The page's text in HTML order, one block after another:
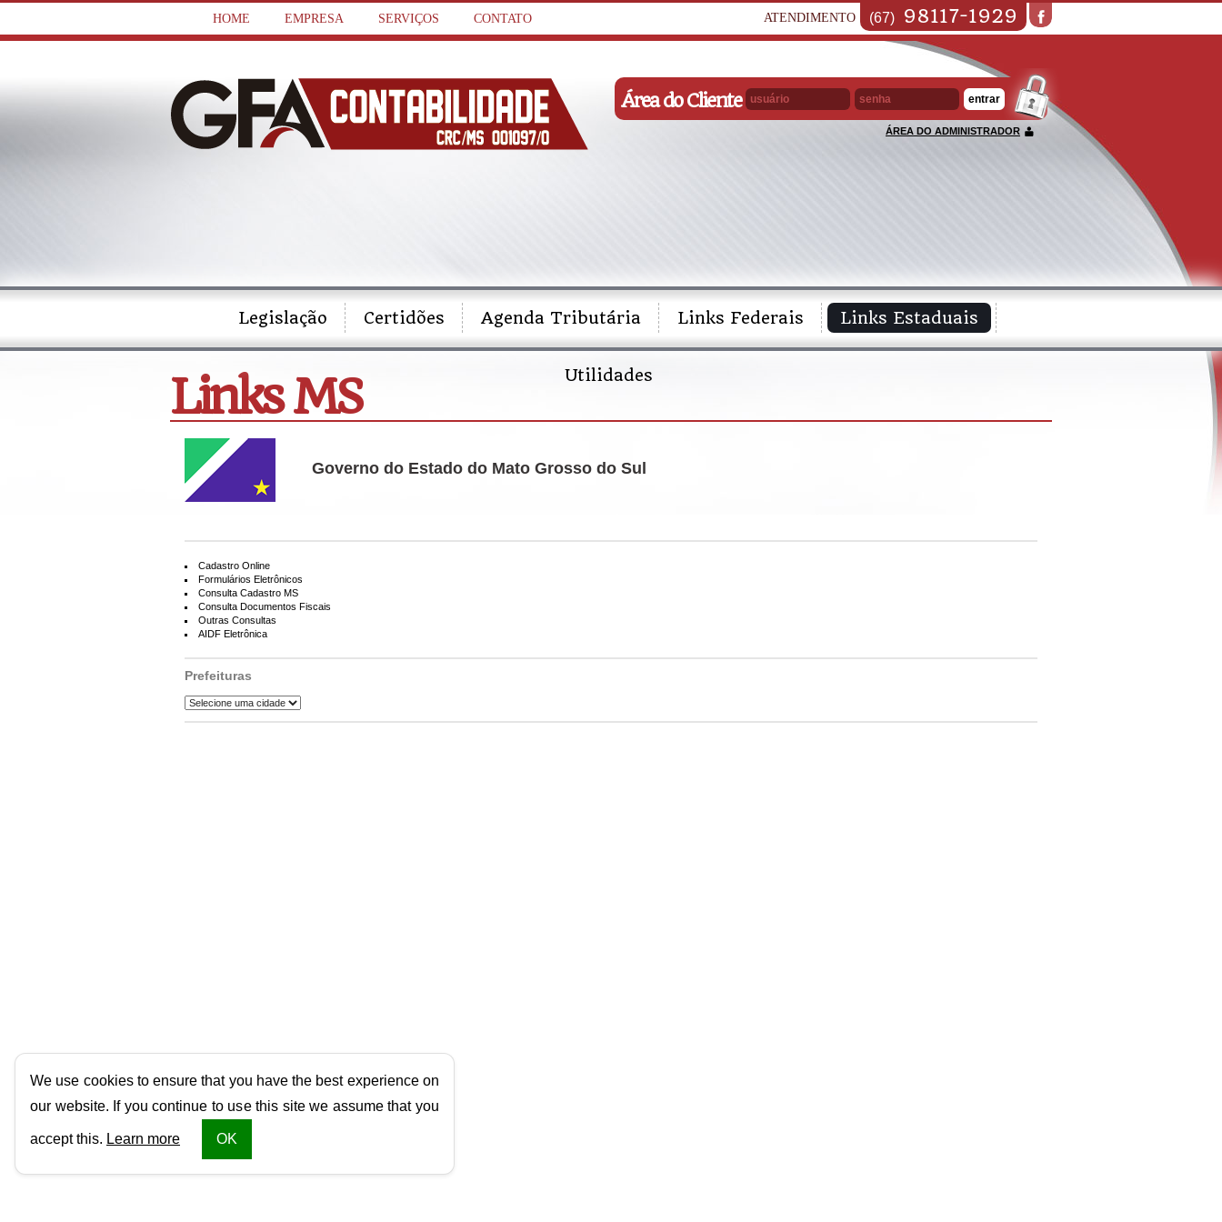
HOME EMPRESA SERVIÇOS CONTATO ATENDIMENTO (67) 98117-1929
Área do Cliente
ÁREA DO ADMINISTRADOR
Legislação Certidões Agenda Tributária Links Federais Links Estaduais
Utilidades
Links MS
Governo do Estado do Mato Grosso do Sul
Cadastro Online
Formulários Eletrônicos
Consulta Cadastro MS
Consulta Documentos Fiscais
Outras Consultas
AIDF Eletrônica
Prefeituras
We use cookies to ensure that you have the best experience on
our website. If you continue to use this site we assume that you
accept this. Learn more OK